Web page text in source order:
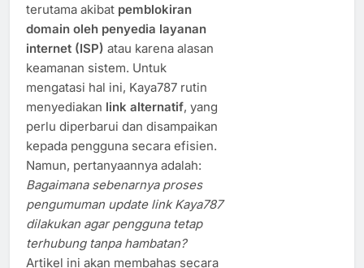
terutama akibat pemblokiran
domain oleh penyedia layanan
internet (ISP) atau karena alasan
keamanan sistem. Untuk
mengatasi hal ini, Kaya787 rutin
menyediakan link alternatif, yang
perlu diperbarui dan disampaikan
kepada pengguna secara efisien.
Namun, pertanyaannya adalah:
Bagaimana sebenarnya proses
pengumuman update link Kaya787
dilakukan agar pengguna tetap
terhubung tanpa hambatan?
Artikel ini akan membahas secara